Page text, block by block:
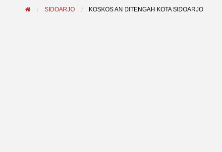
SIDOARJO KOSKOS AN DITENGAH KOTA SIDOARJO